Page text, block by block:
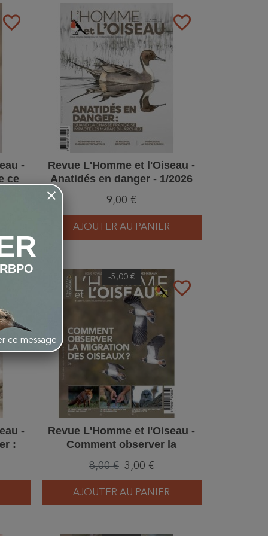
favorite_border
-
ce
favorite_border
Revue L'Homme et l'Oiseau -
Anatidés en danger - 1/2026
9,00 €
AJOUTER AU PANIER
-
:
favorite_border
-5,00 €
Revue L'Homme et l'Oiseau -
Comment observer la
migration des oiseaux ? –
4/2024
8,00 € 3,00 €
AJOUTER AU PANIER
ce message